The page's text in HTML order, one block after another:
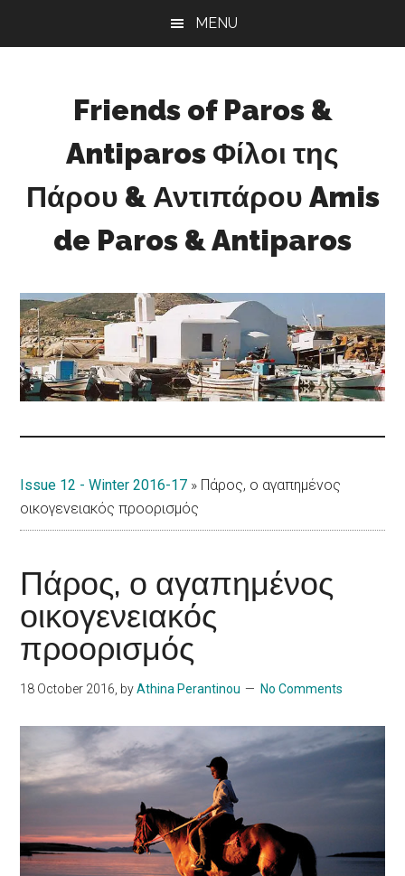
MENU
Friends of Paros &
Antiparos Φίλοι της
Πάρου & Αντιπάρου Amis
de Paros & Antiparos
development
for
Paros
&
Antiparos
Issue 12 - Winter 2016-17 » Πάρος, ο αγαπημένος
οικογενειακός προορισμός
Πάρος, ο αγαπημένος
οικογενειακός
προορισμός
18 October 2016, byAthina Perantinou No Comments